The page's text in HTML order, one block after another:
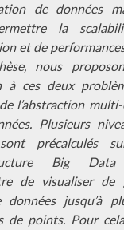
de données
la
et de
nous
à ces deux
l’abstraction
Plusieurs
précalculés
Big
de visualiser de
jusqu’à
de points. Pour